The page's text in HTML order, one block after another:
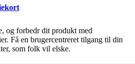
og forbedr dit produkt med
Få en brugercentreret tilgang til din
som folk vil elske.